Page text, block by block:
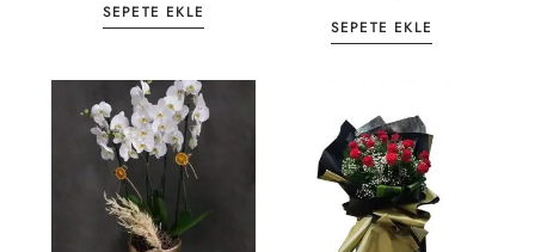
SEPETE EKLE
SEPETE EKLE